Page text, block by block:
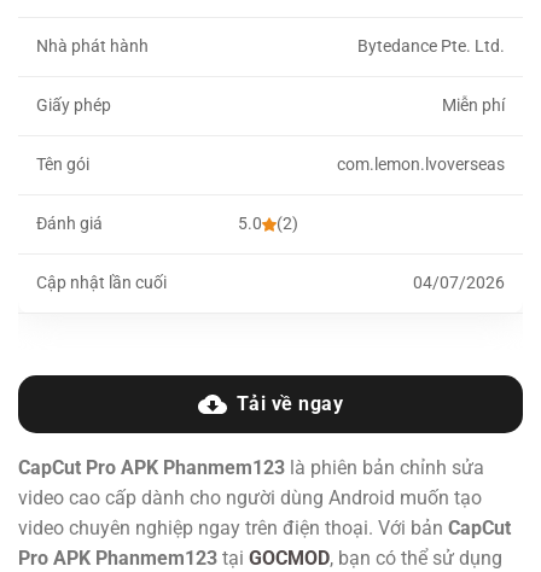
Nhà phát hành Bytedance Pte. Ltd.
Giấy phép Miễn phí
Tên gói com.lemon.lvoverseas
Đánh giá 5.0 (2)
Cập nhật lần cuối 04/07/2026
Tải về ngay
CapCut Pro APK Phanmem123 là phiên bản chỉnh sửa
video cao cấp dành cho người dùng Android muốn tạo
video chuyên nghiệp ngay trên điện thoại. Với bản CapCut
Pro APK Phanmem123 tại GOCMOD, bạn có thể sử dụng